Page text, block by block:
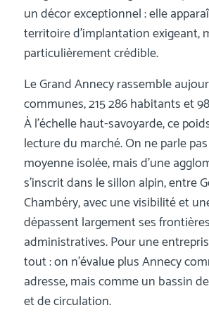
un décor exceptionnel : elle
territoire d’implantation exigeant,
particulièrement crédible.
Le Grand Annecy rassemble
communes, 215 286 habitants et
À l’échelle haut-savoyarde, ce
lecture du marché. On ne parle
moyenne isolée, mais d’une
s’inscrit dans le sillon alpin, entre
Chambéry, avec une visibilité et
dépassent largement ses frontières
administratives. Pour une
tout : on n’évalue plus Annecy
adresse, mais comme un bassin
et de circulation.